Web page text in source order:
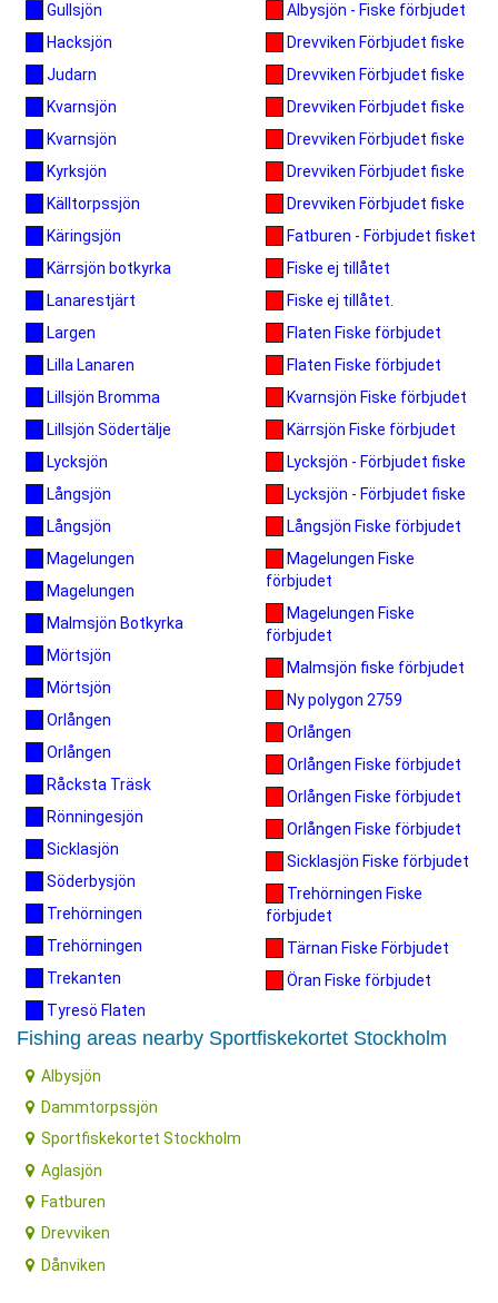
Gullsjön
Hacksjön
Judarn
Kvarnsjön
Kvarnsjön
Kyrksjön
Källtorpssjön
Käringsjön
Kärrsjön botkyrka
Lanarestjärt
Largen
Lilla Lanaren
Lillsjön Bromma
Lillsjön Södertälje
Lycksjön
Långsjön
Långsjön
Magelungen
Magelungen
Malmsjön Botkyrka
Mörtsjön
Mörtsjön
Orlången
Orlången
Råcksta Träsk
Rönningesjön
Sicklasjön
Söderbysjön
Trehörningen
Trehörningen
Trekanten
Tyresö Flaten
Albysjön - Fiske förbjudet
Drevviken Förbjudet fiske
Drevviken Förbjudet fiske
Drevviken Förbjudet fiske
Drevviken Förbjudet fiske
Drevviken Förbjudet fiske
Drevviken Förbjudet fiske
Fatburen - Förbjudet fisket
Fiske ej tillåtet
Fiske ej tillåtet.
Flaten Fiske förbjudet
Flaten Fiske förbjudet
Kvarnsjön Fiske förbjudet
Kärrsjön Fiske förbjudet
Lycksjön - Förbjudet fiske
Lycksjön - Förbjudet fiske
Långsjön Fiske förbjudet
Magelungen Fiske
förbjudet
Magelungen Fiske
förbjudet
Malmsjön fiske förbjudet
Ny polygon 2759
Orlången
Orlången Fiske förbjudet
Orlången Fiske förbjudet
Orlången Fiske förbjudet
Sicklasjön Fiske förbjudet
Trehörningen Fiske
förbjudet
Tärnan Fiske Förbjudet
Öran Fiske förbjudet
Fishing areas nearby Sportfiskekortet Stockholm
Albysjön
Dammtorpssjön
Sportfiskekortet Stockholm
Aglasjön
Fatburen
Drevviken
Dånviken